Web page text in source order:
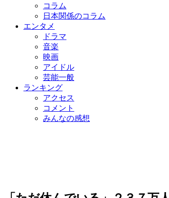
コラム
日本関係のコラム
エンタメ
ドラマ
音楽
映画
アイドル
芸能一般
ランキング
アクセス
コメント
みんなの感想